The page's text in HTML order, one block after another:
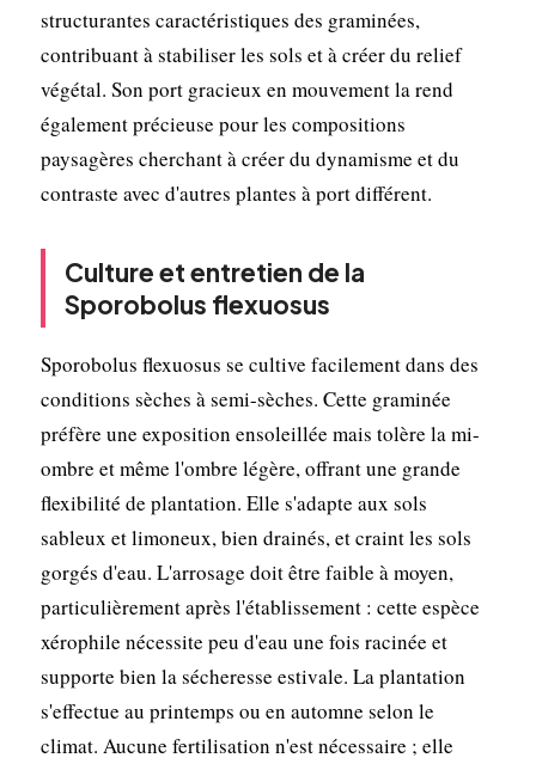
structurantes caractéristiques des graminées,
contribuant à stabiliser les sols et à créer du relief
végétal. Son port gracieux en mouvement la rend
également précieuse pour les compositions
paysagères cherchant à créer du dynamisme et du
contraste avec d'autres plantes à port différent.
Culture et entretien de la
Sporobolus flexuosus
Sporobolus flexuosus se cultive facilement dans des
conditions sèches à semi-sèches. Cette graminée
préfère une exposition ensoleillée mais tolère la mi-
ombre et même l'ombre légère, offrant une grande
flexibilité de plantation. Elle s'adapte aux sols
sableux et limoneux, bien drainés, et craint les sols
gorgés d'eau. L'arrosage doit être faible à moyen,
particulièrement après l'établissement : cette espèce
xérophile nécessite peu d'eau une fois racinée et
supporte bien la sécheresse estivale. La plantation
s'effectue au printemps ou en automne selon le
climat. Aucune fertilisation n'est nécessaire ; elle